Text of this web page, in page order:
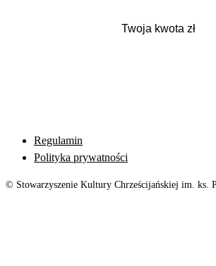
Regulamin
Polityka prywatności
© Stowarzyszenie Kultury Chrześcijańskiej im. ks.